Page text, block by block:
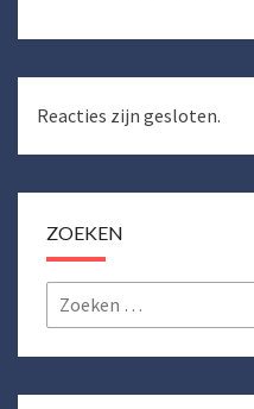
Reacties zijn gesloten.
ZOEKEN
Zoeken
naar: